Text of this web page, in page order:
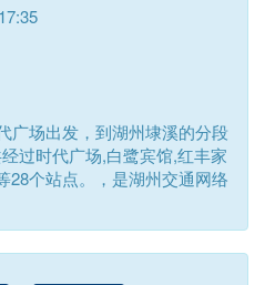
广场出发，到湖州埭溪的分段
过时代广场,白鹭宾馆,红丰家
28个站点。，是湖州交通网络